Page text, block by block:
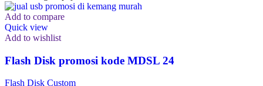
Add to compare
Quick view
Add to wishlist
Flash Disk promosi kode MDSL 24
Flash Disk Custom